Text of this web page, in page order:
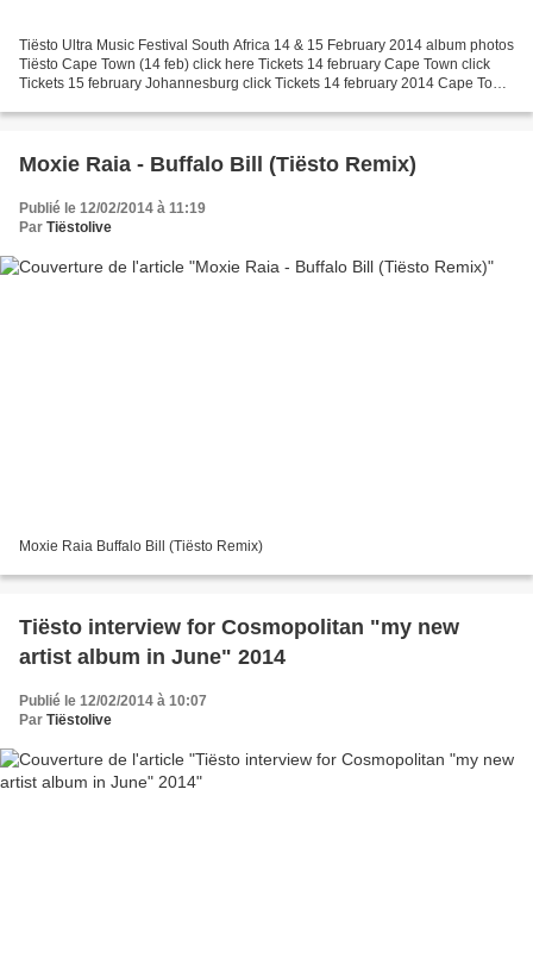
Tiësto Ultra Music Festival South Africa 14 & 15 February 2014 album photos
Tiësto Cape Town (14 feb) click here Tickets 14 february Cape Town click
Tickets 15 february Johannesburg click Tickets 14 february 2014 Cape Town
Moxie Raia - Buffalo Bill (Tiësto Remix)
Publié le 12/02/2014 à 11:19
Par Tiëstolive
Moxie Raia Buffalo Bill (Tiësto Remix)
Tiësto interview for Cosmopolitan "my new
artist album in June" 2014
Publié le 12/02/2014 à 10:07
Par Tiëstolive